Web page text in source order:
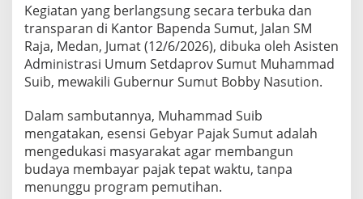
9
3
6
H
a
d
h
G
e
b
y
Kegiatan yang berlangsung secara terbuka dan
transparan di Kantor Bapenda Sumut, Jalan SM
Raja, Medan, Jumat (12/6/2026), dibuka oleh Asisten
Administrasi Umum Setdaprov Sumut Muhammad
Suib, mewakili Gubernur Sumut Bobby Nasution.
Dalam sambutannya, Muhammad Suib
mengatakan, esensi Gebyar Pajak Sumut adalah
mengedukasi masyarakat agar membangun
budaya membayar pajak tepat waktu, tanpa
menunggu program pemutihan.